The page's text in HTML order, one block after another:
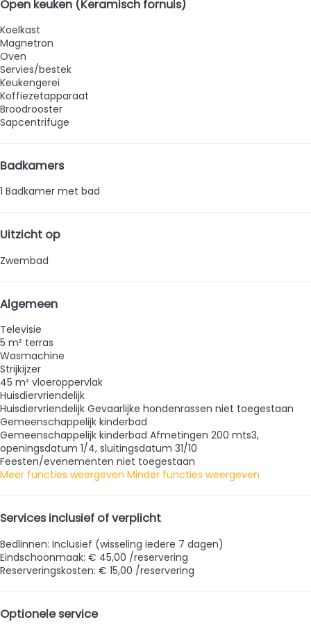
Open keuken (Keramisch fornuis)
Koelkast
Magnetron
Oven
Servies/bestek
Keukengerei
Koffiezetapparaat
Broodrooster
Sapcentrifuge
Badkamers
1 Badkamer met bad
Uitzicht op
Zwembad
Algemeen
Televisie
5 m² terras
Wasmachine
Strijkijzer
45 m² vloeroppervlak
Huisdiervriendelijk
Huisdiervriendelijk Gevaarlijke hondenrassen niet toegestaan
Gemeenschappelijk kinderbad
Gemeenschappelijk kinderbad Afmetingen 200 mts3,
openingsdatum 1/4, sluitingsdatum 31/10
Feesten/evenementen niet toegestaan
Meer functies weergeven Minder functies weergeven
Services inclusief of verplicht
Bedlinnen: Inclusief (wisseling iedere 7 dagen)
Eindschoonmaak: € 45,00 /reservering
Reserveringskosten: € 15,00 /reservering
Optionele service